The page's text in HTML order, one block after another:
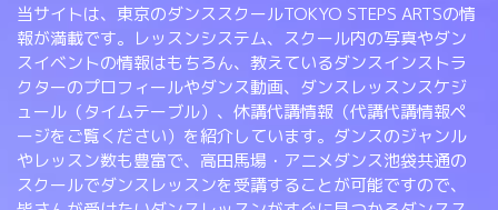
当サイトは、東京のダンススクールTOKYO STEPS ARTSの情
報が満載です。レッスンシステム、スクール内の写真やダン
スイベントの情報はもちろん、教えているダンスインストラ
クターのプロフィールやダンス動画、ダンスレッスンスケジ
ュール（タイムテーブル）、休講代講情報（代講代講情報ペ
ージをご覧ください）を紹介しています。ダンスのジャンル
やレッスン数も豊富で、高田馬場・アニメダンス池袋共通の
スクールでダンスレッスンを受講することが可能ですので、